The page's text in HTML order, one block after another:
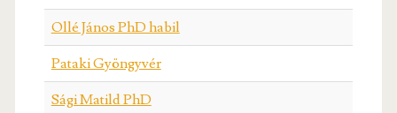
Ollé János PhD habil
Pataki Gyöngyvér
Sági Matild PhD